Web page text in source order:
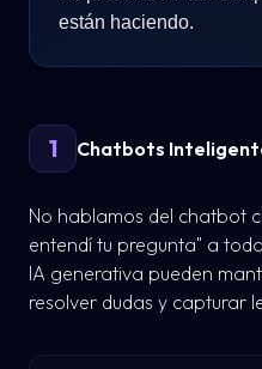
están haciendo.
1 Chatbots
No hablamos del chatbot
entendí tu pregunta" a
IA generativa pueden
resolver dudas y capturar